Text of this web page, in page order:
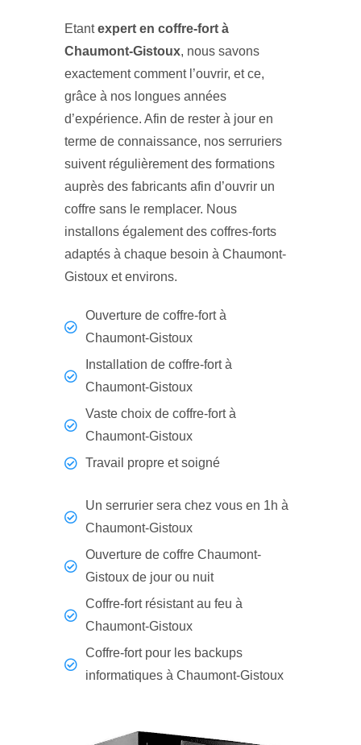
Etantexpert en coffre-fort à
Chaumont-Gistoux, nous savons
exactement comment l’ouvrir, et ce,
grâce à nos longues années
d’expérience. Afin de rester à jour en
terme de connaissance, nos serruriers
suivent régulièrement des formations
auprès des fabricants afin d’ouvrir un
coffre sans le remplacer. Nous
installons également des coffres-forts
adaptés à chaque besoin à Chaumont-
Gistoux et environs.
Ouverture de coffre-fort à
Chaumont-Gistoux
Installation de coffre-fort à
Chaumont-Gistoux
Vaste choix de coffre-fort à
Chaumont-Gistoux
Travail propre et soigné
Un serrurier sera chez vous en 1h à
Chaumont-Gistoux
Ouverture de coffre Chaumont-
Gistoux de jour ou nuit
Coffre-fort résistant au feu à
Chaumont-Gistoux
Coffre-fort pour les backups
informatiques à Chaumont-Gistoux